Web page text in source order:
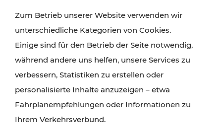
Wanderungen, Kultur und Gastronomie,
Radtouren oder purer Naturgenuss – viele
Attraktionen sind mit den Ticket- und Fahrplan-
Angeboten des VOR gut und schnell erreichbar.
Zum Betrieb unserer Website verwenden wir
unterschiedliche Kategorien von Cookies.
Einige sind für den Betrieb der Seite notwendig,
während andere uns helfen, unsere Services zu
verbessern, Statistiken zu erstellen oder
personalisierte Inhalte anzuzeigen – etwa
Fahrplanempfehlungen oder Informationen zu
Ihrem Verkehrsverbund.